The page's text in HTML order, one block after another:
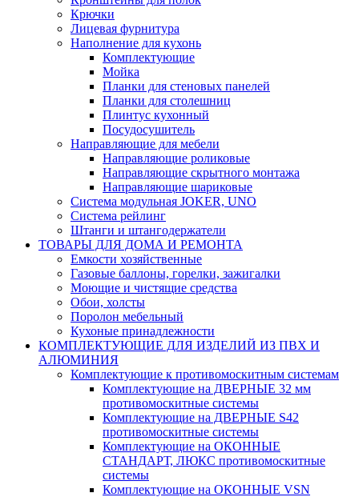
Крючки
Лицевая фурнитура
Наполнение для кухонь
Комплектующие
Мойка
Планки для стеновых панелей
Планки для столешниц
Плинтус кухонный
Посудосушитель
Направляющие для мебели
Направляющие роликовые
Направляющие скрытного монтажа
Направляющие шариковые
Система модульная JOKER, UNO
Система рейлинг
Штанги и штангодержатели
ТОВАРЫ ДЛЯ ДОМА И РЕМОНТА
Емкости хозяйственные
Газовые баллоны, горелки, зажигалки
Моющие и чистящие средства
Обои, холсты
Поролон мебельный
Кухоные принадлежности
КОМПЛЕКТУЮЩИЕ ДЛЯ ИЗДЕЛИЙ ИЗ ПВХ И
АЛЮМИНИЯ
Комплектующие к противомоскитным системам
Комплектующие на ДВЕРНЫЕ 32 мм
противомоскитные системы
Комплектующие на ДВЕРНЫЕ S42
противомоскитные системы
Комплектующие на ОКОННЫЕ
СТАНДАРТ, ЛЮКС противомоскитные
системы
Комплектующие на ОКОННЫЕ VSN